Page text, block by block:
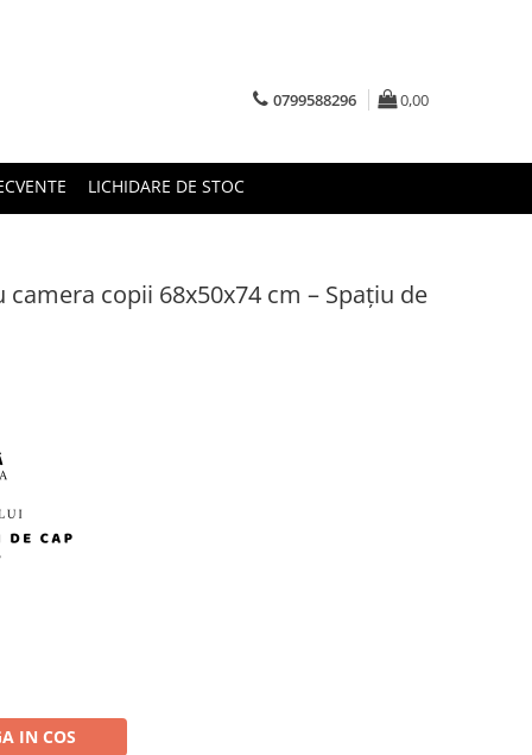
0799588296 0,00
LICHIDARE DE STOC
copii 68x50x74 cm – Spațiu de
IN COS